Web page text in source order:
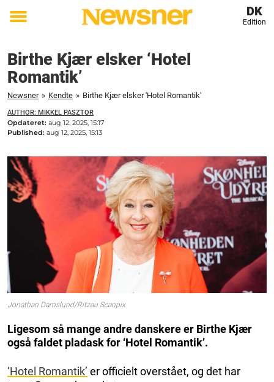
Toggle
DK
Edition
Birthe Kjær elsker ‘Hotel
Romantik’
Newsner » Kendte » Birthe Kjær elsker 'Hotel Romantik'
AUTHOR: MIKKEL PASZTOR
Opdateret: aug 12, 2025, 15:17
Published: aug 12, 2025, 15:13
Jonathan Damslund/Ritzau Scanpix
Ligesom så mange andre danskere er Birthe Kjær
også faldet pladask for ‘Hotel Romantik’.
‘Hotel Romantik’ er officielt overstået, og det har